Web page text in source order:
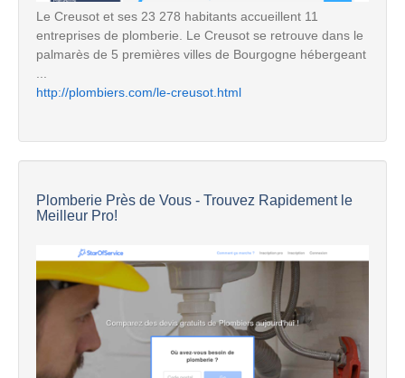
Le Creusot et ses 23 278 habitants accueillent 11
entreprises de plomberie. Le Creusot se retrouve dans le
palmarès de 5 premières villes de Bourgogne hébergeant
http://plombiers.com/le-creusot.html
Plomberie Près de Vous - Trouvez Rapidement le
Meilleur Pro!